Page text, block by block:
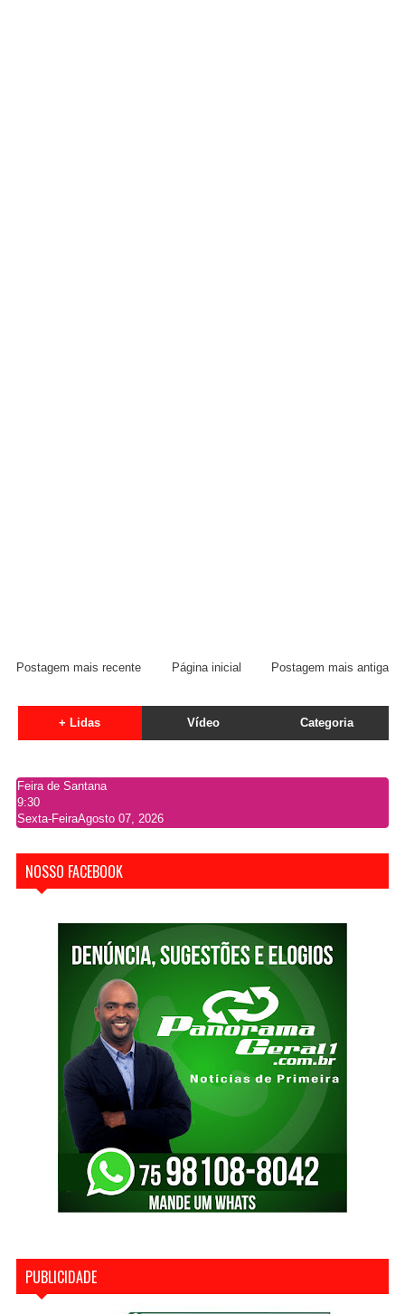
Postagem mais recente Postagem mais antiga
Página inicial
+ Lidas Vídeo Categoria
Feira de Santana
9:30
Sexta-FeiraAgosto 07, 2026
NOSSO FACEBOOK
PUBLICIDADE